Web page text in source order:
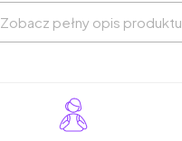
Zobacz pełny opis produktu